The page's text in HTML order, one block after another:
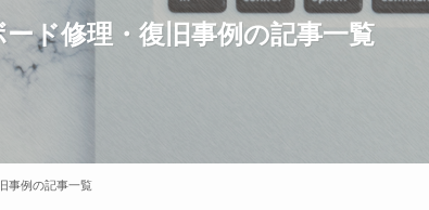
ド修理・復旧事例の記事一覧
事例の記事一覧